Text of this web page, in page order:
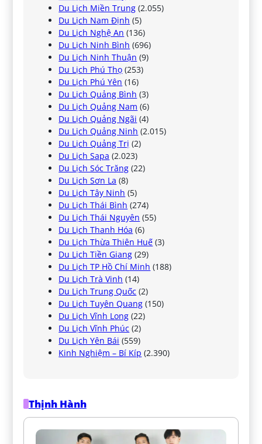
Du Lịch Miền Trung (2.055)
Du Lịch Nam Định (5)
Du Lịch Nghệ An (136)
Du Lịch Ninh Bình (696)
Du Lịch Ninh Thuận (9)
Du Lịch Phú Thọ (253)
Du Lịch Phú Yên (16)
Du Lịch Quảng Bình (3)
Du Lịch Quảng Nam (6)
Du Lịch Quảng Ngãi (4)
Du Lịch Quảng Ninh (2.015)
Du Lịch Quảng Trị (2)
Du Lịch Sapa (2.023)
Du Lịch Sóc Trăng (22)
Du Lịch Sơn La (8)
Du Lịch Tây Ninh (5)
Du Lịch Thái Bình (274)
Du Lịch Thái Nguyên (55)
Du Lịch Thanh Hóa (6)
Du Lịch Thừa Thiên Huế (3)
Du Lịch Tiền Giang (29)
Du Lịch TP Hồ Chí Minh (188)
Du Lịch Trà Vinh (14)
Du Lịch Trung Quốc (2)
Du Lịch Tuyên Quang (150)
Du Lịch Vĩnh Long (22)
Du Lịch Vĩnh Phúc (2)
Du Lịch Yên Bái (559)
Kinh Nghiệm – Bí Kíp (2.390)
Thịnh Hành